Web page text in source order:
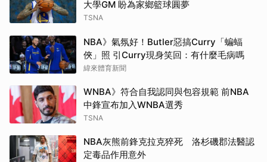
大學GM 盼為家鄉籃球圓夢
TSNA
NBA》氣氛好！Butler惡搞Curry「蝙蝠
俠」照 引Curry現身笑回：有什麼毛病嗎
緯來體育新聞
WNBA》符合自我認同與包容規範 前NBA
中鋒宣布加入WNBA選秀
TSNA
NBA灰熊前鋒克拉克猝死 洛杉磯郡法醫認
定毒品作用意外